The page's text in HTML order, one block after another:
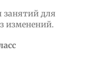
занятий для
изменений.